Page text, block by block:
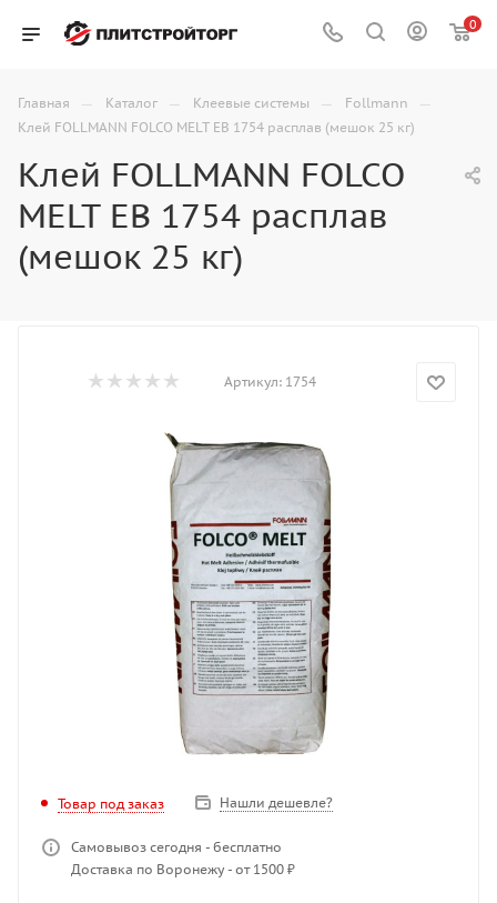
0
Главная — Каталог — Клеевые системы — Follmann —
Клей FOLLMANN FOLCO MELT EB 1754 расплав (мешок 25 кг)
Клей FOLLMANN FOLCO
MELT EB 1754 расплав
(мешок 25 кг)
Артикул: 1754
Товар под заказ Нашли дешевле?
Самовывоз сегодня - бесплатно
Доставка по Воронежу - от 1500 ₽